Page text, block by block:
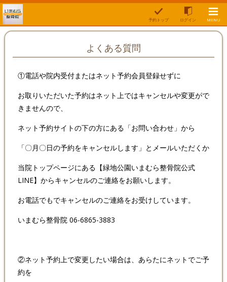
予約トップ ログイン MENU
よくある質問
①電話や院内受付またはネット予約会員登録せずに
お取りいただいた予約はネット上ではキャンセルや変更がで
きませんので、
ネット予約サイトの下の方にある「お問い合わせ」から
「〇月〇日の予約をキャンセルします」とメールいただくか
当院トップページにある【緑地公園いまむら整骨院公式
LINE】からキャンセルのご連絡をお願いします。
お電話でもでキャンセルのご連絡をお受けしています。
いまむら整骨院 06-6865-3883
②ネット予約上で変更したい場合は、あらたにネットでご予
約を